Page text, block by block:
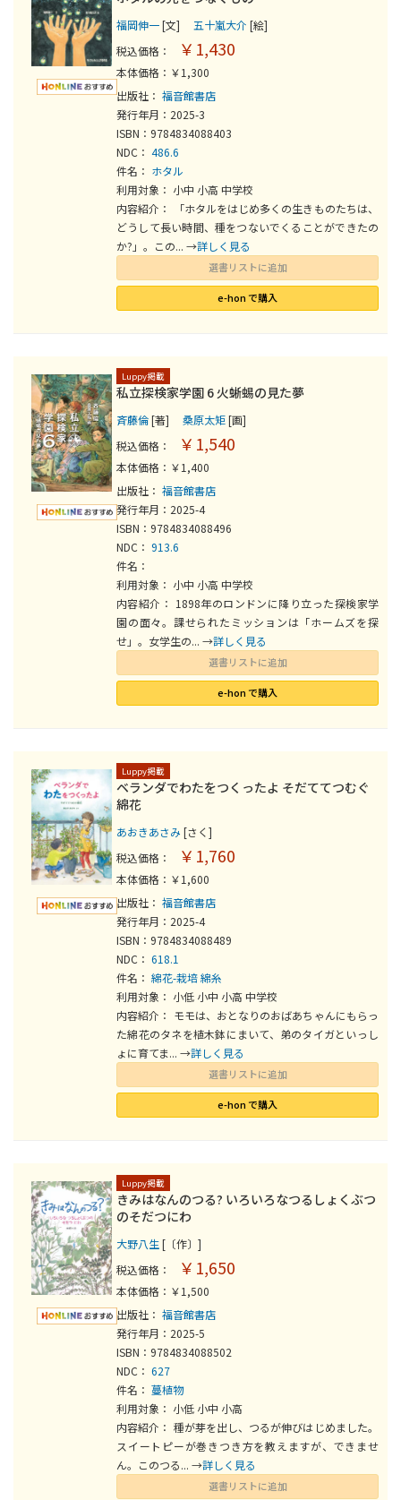
福岡伸一[文] 五十嵐大介 [絵]
税込価格：
￥1,430
本体価格：￥1,300
出版社： 福音館書店
発行年月：2025-3
ISBN：9784834088403
NDC： 486.6
件名： ホタル
利用対象： 小中 小高 中学校
内容紹介： 「ホタルをはじめ多くの生きものたちは、
どうして長い時間、種をつないでくることができたの
か?」。この... →詳しく見る
選書リストに追加
e-hon で購入
Luppy掲載
私立探検家学園 6 火蜥蜴の見た夢
斉藤倫[著] 桑原太矩[画]
税込価格：
￥1,540
本体価格：￥1,400
出版社： 福音館書店
発行年月：2025-4
ISBN：9784834088496
NDC： 913.6
件名：
利用対象： 小中 小高 中学校
内容紹介： 1898年のロンドンに降り立った探検家学
園の面々。課せられたミッションは「ホームズを探
せ」。女学生の... →詳しく見る
選書リストに追加
e-hon で購入
Luppy掲載
ベランダでわたをつくったよ そだててつむぐ
綿花
あおきあさみ [さく]
税込価格：
￥1,760
本体価格：￥1,600
出版社： 福音館書店
発行年月：2025-4
ISBN：9784834088489
NDC： 618.1
件名： 綿花-栽培綿糸
利用対象： 小低 小中 小高 中学校
内容紹介： モモは、おとなりのおばあちゃんにもらっ
た綿花のタネを植木鉢にまいて、弟のタイガといっし
ょに育てま... →詳しく見る
選書リストに追加
e-hon で購入
Luppy掲載
きみはなんのつる? いろいろなつるしょくぶつ
のそだつにわ
大野八生[〔作〕]
税込価格：
￥1,650
本体価格：￥1,500
出版社： 福音館書店
発行年月：2025-5
ISBN：9784834088502
NDC： 627
件名： 蔓植物
利用対象： 小低 小中 小高
内容紹介： 種が芽を出し、つるが伸びはじめました。
スイートピーが巻きつき方を教えますが、できませ
ん。このつる... →詳しく見る
選書リストに追加